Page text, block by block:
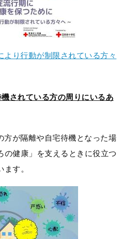
より行動が制限されている方々
されている方の周りにいるあ
方が隔離や自宅待機となった場
の健康」を支えるときに役立つ
す。